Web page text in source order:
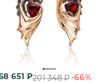
651 ₽201 348₽-66%